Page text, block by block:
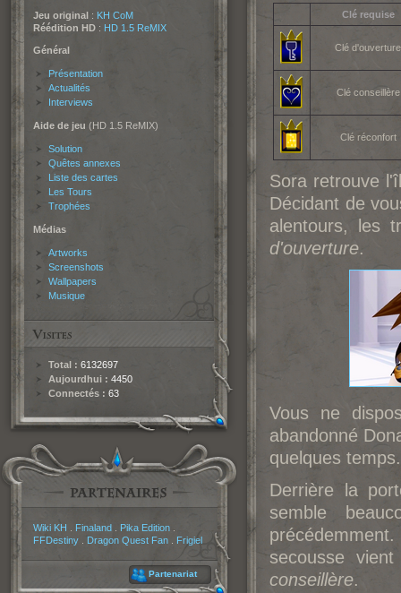
Jeu original : KH CoM
Réédition HD : HD 1.5 ReMIX
Général
Présentation
Actualités
Interviews
Aide de jeu (HD 1.5 ReMIX)
Solution
Quêtes annexes
Liste des cartes
Les Tours
Trophées
Médias
Artworks
Screenshots
Wallpapers
Musique
Total : 6132697
Aujourdhui : 4450
Connectés : 63
Wiki KH Finaland Pika Edition
FFDestiny
Dragon Quest Fan Frigiel
Partenariat
Clé requise
Clé d'ouverture
Clé conseillère
Clé réconfort
Sora retrouve
Décidant de
alentours, les
d'ouverture.
Vous ne
abandonné
quelques temps.
Derrière la
semble
secousse
conseillère.